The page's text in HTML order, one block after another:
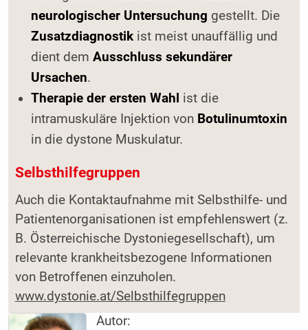
neurologischer Untersuchung gestellt. Die
Zusatzdiagnostik ist meist unauffällig und
dient demAusschluss sekundärer
Ursachen.
Therapie der ersten Wahl ist die
intramuskuläre Injektion von Botulinumtoxin
in die dystone Muskulatur.
Selbsthilfegruppen
Auch die Kontaktaufnahme mit Selbsthilfe- und
Patientenorganisationen ist empfehlenswert (z.
B. Österreichische Dystoniegesellschaft), um
relevante krankheitsbezogene Informationen
von Betroffenen einzuholen.
www.dystonie.at/Selbsthilfegruppen
Autor: